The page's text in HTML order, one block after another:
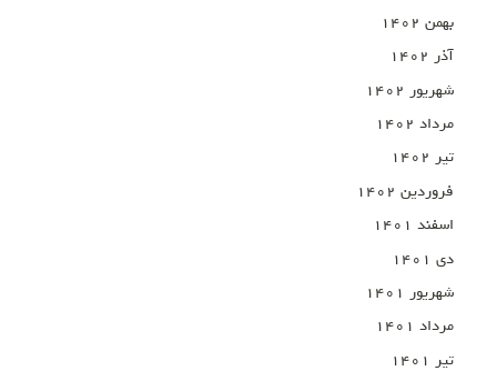
بهمن ۱۴۰۲
آذر ۱۴۰۲
شهریور ۱۴۰۲
مرداد ۱۴۰۲
تیر ۱۴۰۲
فروردین ۱۴۰۲
اسفند ۱۴۰۱
دی ۱۴۰۱
شهریور ۱۴۰۱
مرداد ۱۴۰۱
تیر ۱۴۰۱